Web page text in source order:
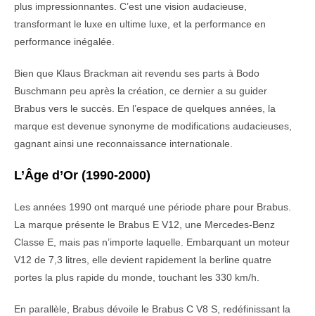
plus impressionnantes. C’est une vision audacieuse,
transformant le luxe en ultime luxe, et la performance en
performance inégalée.
Bien que Klaus Brackman ait revendu ses parts à Bodo
Buschmann peu après la création, ce dernier a su guider
Brabus vers le succès. En l’espace de quelques années, la
marque est devenue synonyme de modifications audacieuses,
gagnant ainsi une reconnaissance internationale.
L’Âge d’Or (1990-2000)
Les années 1990 ont marqué une période phare pour Brabus.
La marque présente le Brabus E V12, une Mercedes-Benz
Classe E, mais pas n’importe laquelle. Embarquant un moteur
V12 de 7,3 litres, elle devient rapidement la berline quatre
portes la plus rapide du monde, touchant les 330 km/h.
En parallèle, Brabus dévoile le Brabus C V8 S, redéfinissant la